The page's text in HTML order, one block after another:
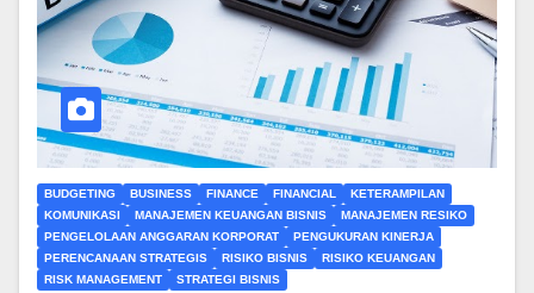
BUDGETING BUSINESS FINANCE FINANCIAL
KETERAMPILAN
KOMUNIKASI
MANAJEMEN KEUANGAN BISNIS
MANAJEMEN RESIKO
PENGELOLAAN ANGGARAN KORPORAT
PENGUKURAN KINERJA
PERENCANAAN STRATEGIS
RISIKO BISNIS
RISIKO KEUANGAN
RISK MANAGEMENT
STRATEGI BISNIS